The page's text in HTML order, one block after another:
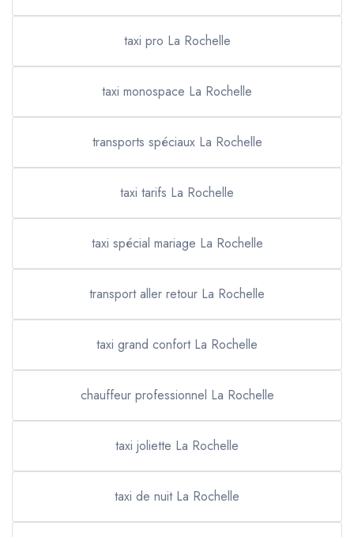
taxi pro La Rochelle
taxi monospace La Rochelle
transports spéciaux La Rochelle
taxi tarifs La Rochelle
taxi spécial mariage La Rochelle
transport aller retour La Rochelle
taxi grand confort La Rochelle
chauffeur professionnel La Rochelle
taxi joliette La Rochelle
taxi de nuit La Rochelle